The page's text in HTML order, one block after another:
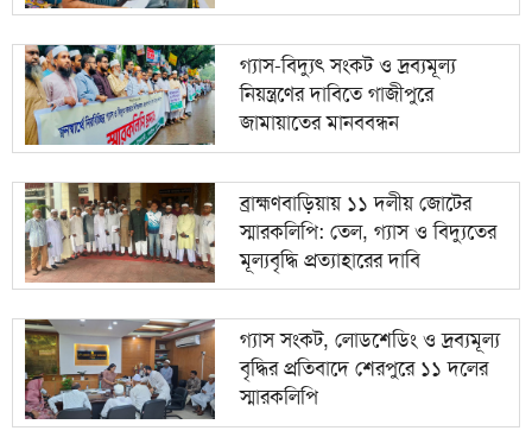
গ্যাস-বিদ্যুৎ সংকট ও দ্রব্যমূল্য
নিয়ন্ত্রণের দাবিতে গাজীপুরে
জামায়াতের মানববন্ধন
ব্রাহ্মণবাড়িয়ায় ১১ দলীয় জোটের
স্মারকলিপি: তেল, গ্যাস ও বিদ্যুতের
মূল্যবৃদ্ধি প্রত্যাহারের দাবি
গ্যাস সংকট, লোডশেডিং ও দ্রব্যমূল্য
বৃদ্ধির প্রতিবাদে শেরপুরে ১১ দলের
স্মারকলিপি